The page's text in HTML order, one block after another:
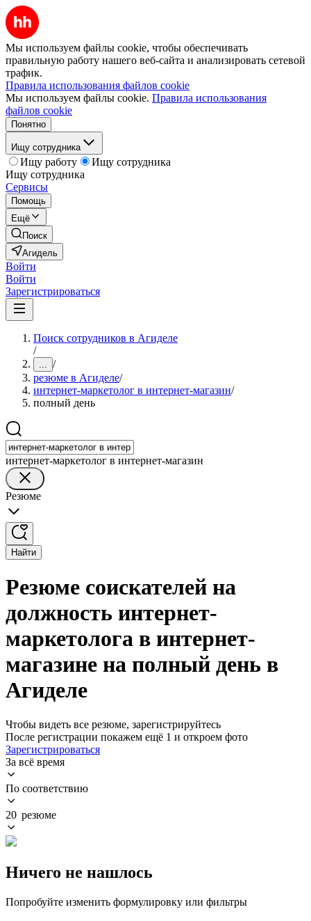
Мы используем файлы cookie, чтобы обеспечивать
правильную работу нашего веб-сайта и анализировать сетевой
трафик.
Правила использования файлов cookie
Мы используем файлы cookie. Правила использования
файлов cookie
Понятно
Ищу сотрудника
Ищу работу
Ищу сотрудника
Ищу сотрудника
Сервисы
Помощь
Ещё
Поиск
Агидель
Войти
Войти
Зарегистрироваться
Поиск сотрудников в Агиделе
/
... /
резюме в Агиделе/
интернет-маркетолог в интернет-магазин/
полный день
интернет-маркетолог в интернет-магазин
Резюме
Найти
Резюме соискателей на
должность интернет-
маркетолога в интернет-
магазине на полный день в
Агиделе
Чтобы видеть все резюме, зарегистрируйтесь
После регистрации покажем ещё 1 и откроем фото
Зарегистрироваться
За всё время
По соответствию
20 резюме
Ничего не нашлось
Попробуйте изменить формулировку или фильтры